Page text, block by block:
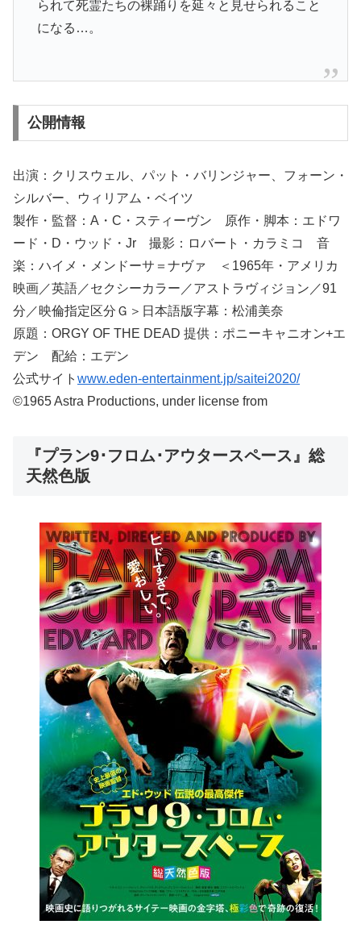
られて死霊たちの裸踊りを延々と見せられること
になる…。
公開情報
出演：クリスウェル、パット・バリンジャー、フォーン・
シルバー、ウィリアム・ベイツ
製作・監督：A・C・スティーヴン 原作・脚本：エドワ
ード・D・ウッド・Jr 撮影：ロバート・カラミコ 音
楽：ハイメ・メンドーサ＝ナヴァ ＜1965年・アメリカ
映画／英語／セクシーカラー／アストラヴィジョン／91
分／映倫指定区分Ｇ＞日本語版字幕：松浦美奈
原題：ORGY OF THE DEAD 提供：ポニーキャニオン+エ
デン 配給：エデン
公式サイト www.eden-entertainment.jp/saitei2020/
©1965 Astra Productions, under license from
『プラン9･フロム･アウタースペース』総
天然色版